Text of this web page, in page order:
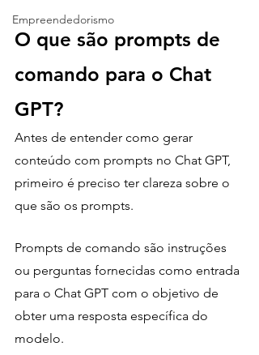
Empreendedorismo
O que são prompts de
comando para o Chat
GPT?
Antes de entender como gerar
conteúdo com prompts no Chat GPT,
primeiro é preciso ter clareza sobre o
que são os prompts.
Prompts de comando são instruções
ou perguntas fornecidas como entrada
para o Chat GPT com o objetivo de
obter uma resposta específica do
modelo.